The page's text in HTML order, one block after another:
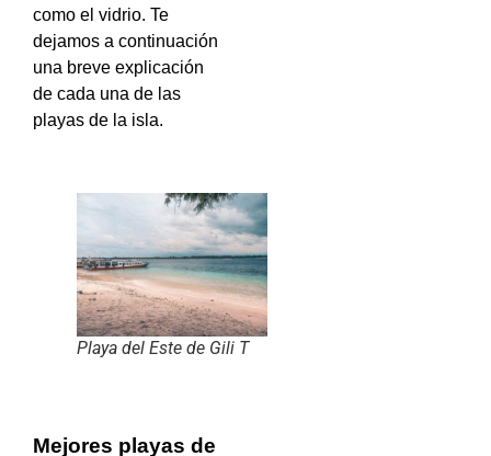
como el vidrio. Te
dejamos a continuación
una breve explicación
de cada una de las
playas de la isla.
Playa del Este de Gili T
Mejores playas de